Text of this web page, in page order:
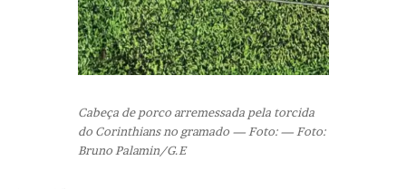
Cabeça de porco arremessada pela torcida
do Corinthians no gramado — Foto: — Foto:
Bruno Palamin/G.E